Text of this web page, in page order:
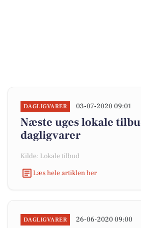
DAGLIGVARER 03-07-2020 09:01
Næste uges lokale
dagligvarer
Kilde: Lokale tilbud
Læs hele artiklen her
DAGLIGVARER 26-06-2020 09:00